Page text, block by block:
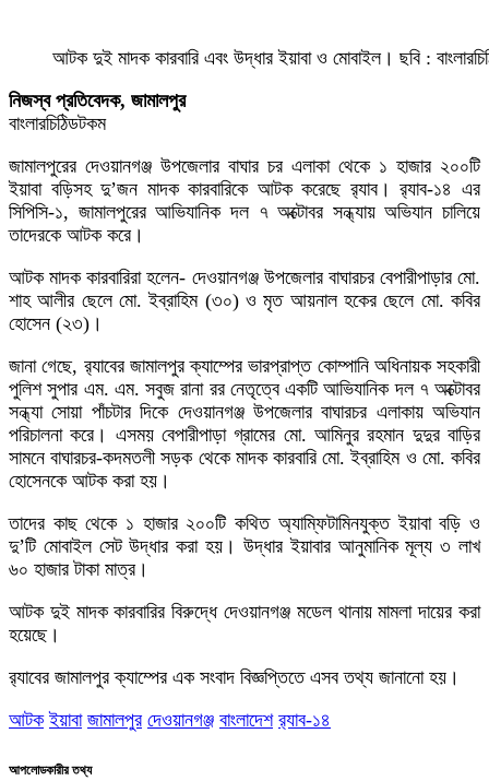
আটক দুই মাদক কারবারি এবং উদ্ধার ইয়াবা ও মোবাইল। ছবি :
নিজস্ব প্রতিবেদক, জামালপুর
বাংলারচিঠিডটকম
জামালপুরের দেওয়ানগঞ্জ উপজেলার বাঘার চর এলাকা থেকে ১ হাজার ২০০টি
ইয়াবা বড়িসহ দু’জন মাদক কারবারিকে আটক করেছে র‌্যাব। র‌্যাব-১৪ এর
সিপিসি-১, জামালপুরের আভিযানিক দল ৭ অক্টোবর সন্ধ্যায় অভিযান চালিয়ে
তাদেরকে আটক করে।
আটক মাদক কারবারিরা হলেন- দেওয়ানগঞ্জ উপজেলার বাঘারচর বেপারীপাড়ার মো.
শাহ আলীর ছেলে মো. ইব্রাহিম (৩০) ও মৃত আয়নাল হকের ছেলে মো. কবির
হোসেন (২৩)।
জানা গেছে, র‌্যাবের জামালপুর ক্যাম্পের ভারপ্রাপ্ত কোম্পানি অধিনায়ক সহকারী
পুলিশ সুপার এম. এম. সবুজ রানা রর নেতৃত্বে একটি আভিযানিক দল ৭ অক্টোবর
সন্ধ্যা সোয়া পাঁচটার দিকে দেওয়ানগঞ্জ উপজেলার বাঘারচর এলাকায় অভিযান
পরিচালনা করে। এসময় বেপারীপাড়া গ্রামের মো. আমিনুর রহমান দুদুর বাড়ির
সামনে বাঘারচর-কদমতলী সড়ক থেকে মাদক কারবারি মো. ইব্রাহিম ও মো. কবির
হোসেনকে আটক করা হয়।
তাদের কাছ থেকে ১ হাজার ২০০টি কথিত অ্যাম্ফিটামিনযুক্ত ইয়াবা বড়ি ও
দু’টি মোবাইল সেট উদ্ধার করা হয়। উদ্ধার ইয়াবার আনুমানিক মূল্য ৩ লাখ
৬০ হাজার টাকা মাত্র।
আটক দুই মাদক কারবারির বিরুদ্ধে দেওয়ানগঞ্জ মডেল থানায় মামলা দায়ের করা
হয়েছে।
র‌্যাবের জামালপুর ক্যাম্পের এক সংবাদ বিজ্ঞপ্তিতে এসব তথ্য জানানো হয়।
আটক ইয়াবা জামালপুর দেওয়ানগঞ্জ বাংলাদেশ র‌্যাব-১৪
আপলোডকারীর তথ্য